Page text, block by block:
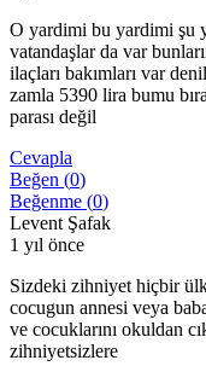
O yardimi bu yardimi şu
vatandaşlar da var
ilaçları bakımları var
zamla 5390 lira bumu
parası değil
Cevapla
Beğen (0)
Beğenme (0)
Levent Şafak
1 yıl önce
Sizdeki zihniyet hiçbir
cocugun annesi veya
ve cocuklarını okuldan
zihniyetsizlere